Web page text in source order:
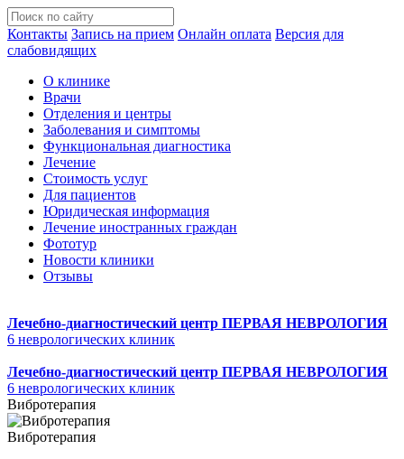
Контакты Запись на прием Онлайн оплата Версия для
слабовидящих
О клинике
Врачи
Отделения и центры
Заболевания и симптомы
Функциональная диагностика
Лечение
Стоимость услуг
Для пациентов
Юридическая информация
Лечение иностранных граждан
Фототур
Новости клиники
Отзывы
Лечебно-диагностический центр ПЕРВАЯ НЕВРОЛОГИЯ
6 неврологических клиник
Лечебно-диагностический центр ПЕРВАЯ НЕВРОЛОГИЯ
6 неврологических клиник
Вибротерапия
Вибротерапия